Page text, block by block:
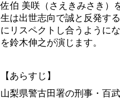
佐伯 美咲（さえきみさき）
生は出世志向で誠と反発す
にリスペクトし合うように
を鈴木伸之が演じます。
【あらすじ】
山梨県警古田署の刑事・百